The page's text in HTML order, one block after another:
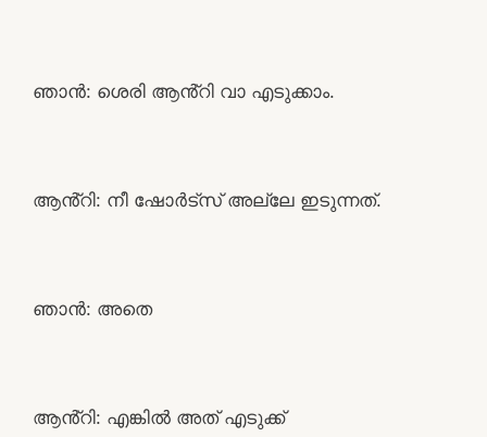
ഞാൻ: ശെരി ആൻ്റി വാ എടുക്കാം.
ആൻ്റി: നീ ഷോർട്സ് അല്ലേ ഇടുന്നത്.
ഞാൻ: അതെ
ആൻ്റി: എങ്കിൽ അത് എടുക്ക്